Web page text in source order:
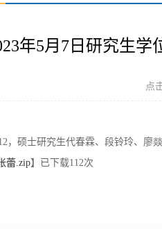
年5月7日研究生学
点
，硕士研究生代春霖、段铃玲、廖
蕾.zip】已下载112次